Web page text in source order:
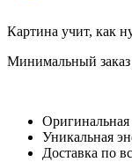
Картина учит, как
Минимальный заказ
Оригинальная
Уникальная
Доставка по